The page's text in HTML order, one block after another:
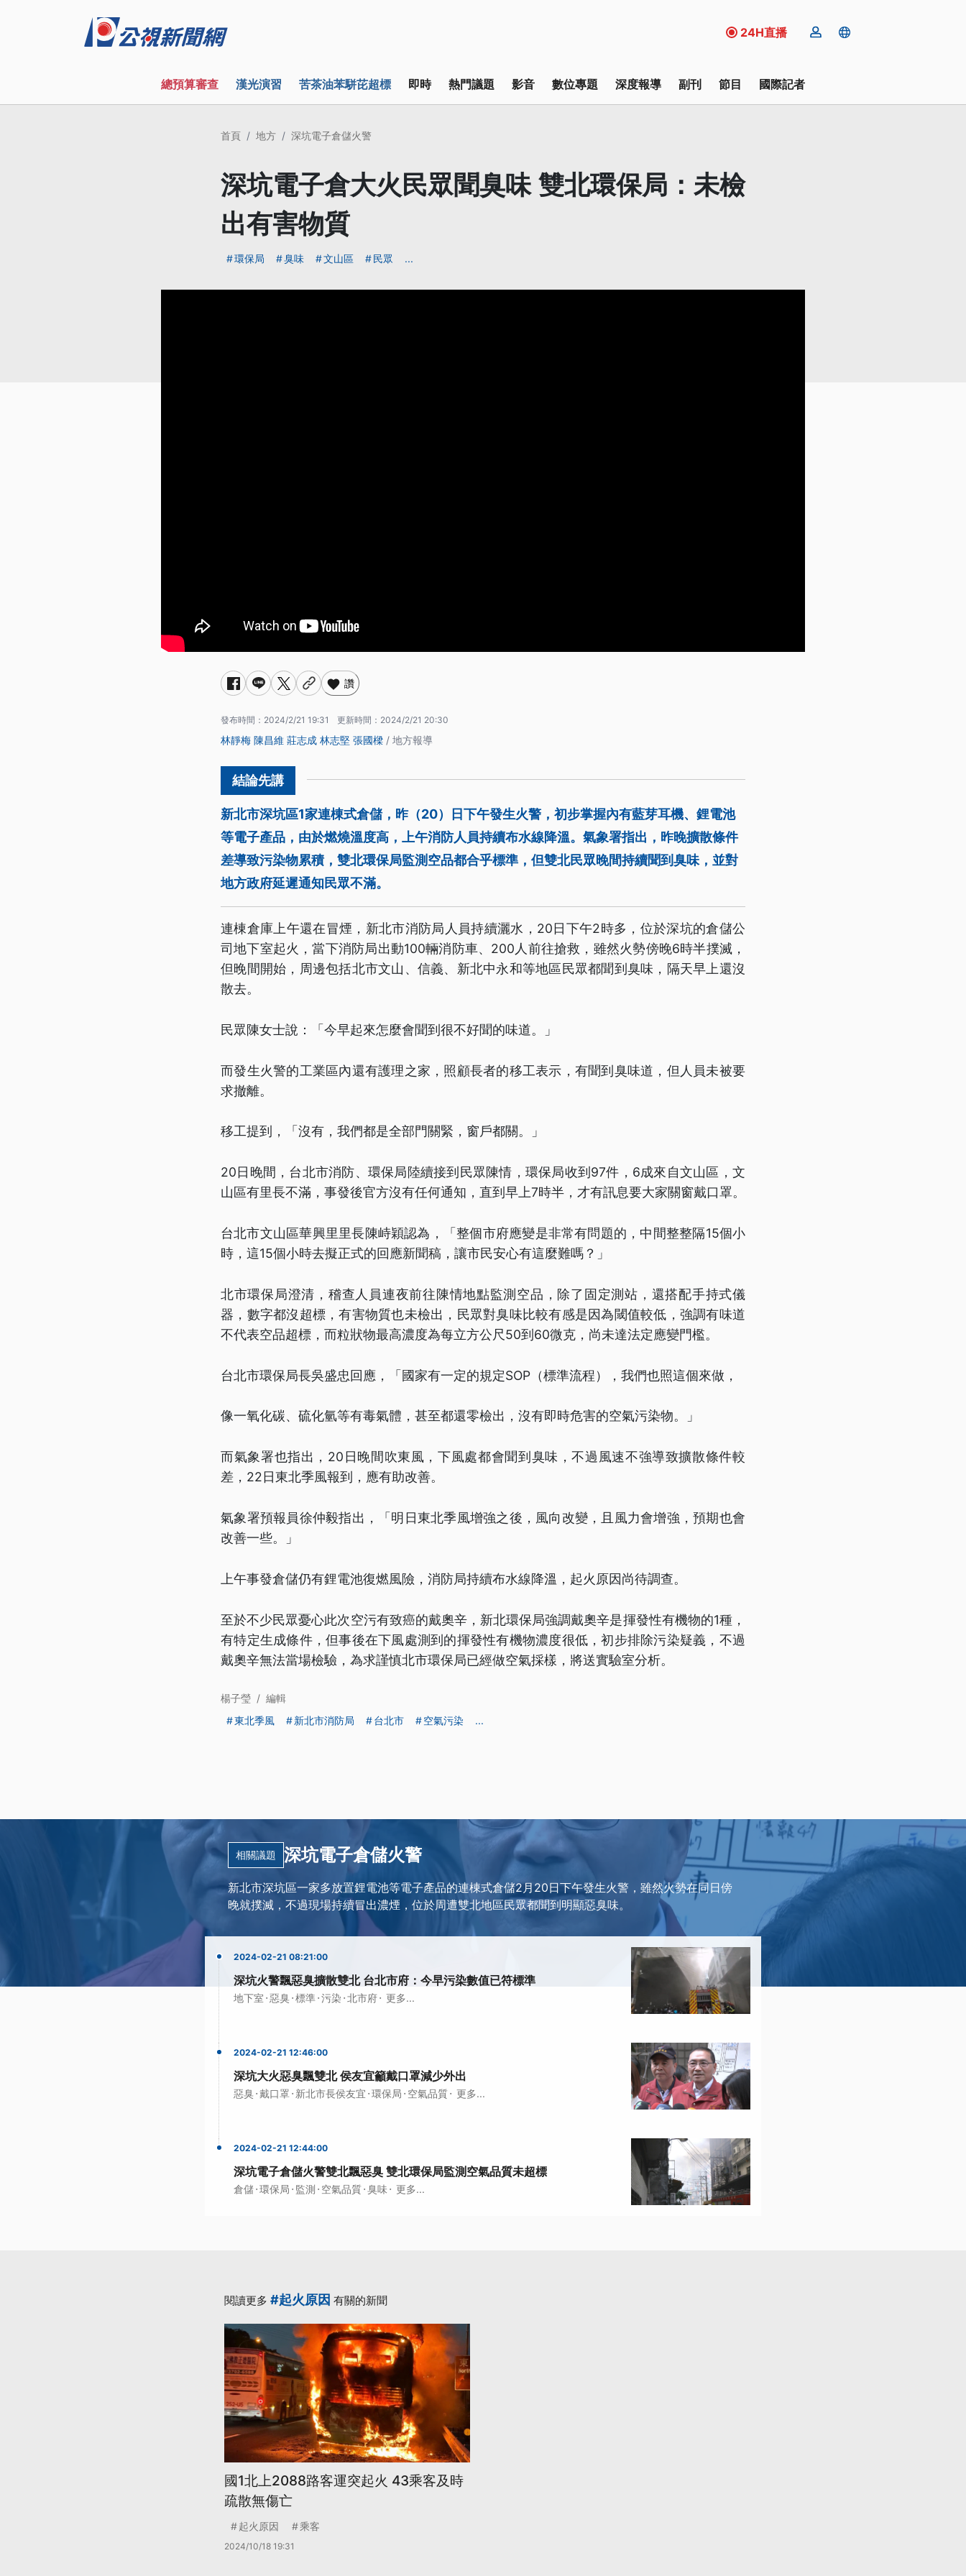
24H直播
總預算審查 漢光演習 苦茶油苯駢芘超標 即時 熱門議題 影音 數位專題 深度報導 副刊 節目 國際記者
首頁 地方 深坑電子倉儲火警
深坑電子倉大火民眾聞臭味 雙北環保局：未檢
出有害物質
環保局 臭味 文山區 民眾 ...
讚
發布時間： 2024/2/21 19:31 更新時間： 2024/2/21 20:30
林靜梅 陳昌維 莊志成 林志堅 張國樑 / 地方報導
新北市深坑區1家連棟式倉儲，昨（20）日下午發生火警，初步掌握內有藍芽耳機、鋰電池
等電子產品，由於燃燒溫度高，上午消防人員持續布水線降溫。氣象署指出，昨晚擴散條件
差導致污染物累積，雙北環保局監測空品都合乎標準，但雙北民眾晚間持續聞到臭味，並對
地方政府延遲通知民眾不滿。
連棟倉庫上午還在冒煙，新北市消防局人員持續灑水，20日下午2時多，位於深坑的倉儲公
司地下室起火，當下消防局出動100輛消防車、200人前往搶救，雖然火勢傍晚6時半撲滅，
但晚間開始，周邊包括北市文山、信義、新北中永和等地區民眾都聞到臭味，隔天早上還沒
散去。
民眾陳女士說：「今早起來怎麼會聞到很不好聞的味道。」
而發生火警的工業區內還有護理之家，照顧長者的移工表示，有聞到臭味道，但人員未被要
求撤離。
移工提到，「沒有，我們都是全部門關緊，窗戶都關。」
20日晚間，台北市消防、環保局陸續接到民眾陳情，環保局收到97件，6成來自文山區，文
山區有里長不滿，事發後官方沒有任何通知，直到早上7時半，才有訊息要大家關窗戴口罩。
台北市文山區華興里里長陳峙穎認為，「整個市府應變是非常有問題的，中間整整隔15個小
時，這15個小時去擬正式的回應新聞稿，讓市民安心有這麼難嗎？」
北市環保局澄清，稽查人員連夜前往陳情地點監測空品，除了固定測站，還搭配手持式儀
器，數字都沒超標，有害物質也未檢出，民眾對臭味比較有感是因為閾值較低，強調有味道
不代表空品超標，而粒狀物最高濃度為每立方公尺50到60微克，尚未達法定應變門檻。
台北市環保局長吳盛忠回應，「國家有一定的規定SOP（標準流程），我們也照這個來做，
像一氧化碳、硫化氫等有毒氣體，甚至都還零檢出，沒有即時危害的空氣污染物。」
而氣象署也指出，20日晚間吹東風，下風處都會聞到臭味，不過風速不強導致擴散條件較
差，22日東北季風報到，應有助改善。
氣象署預報員徐仲毅指出，「明日東北季風增強之後，風向改變，且風力會增強，預期也會
改善一些。」
上午事發倉儲仍有鋰電池復燃風險，消防局持續布水線降溫，起火原因尚待調查。
至於不少民眾憂心此次空污有致癌的戴奧辛，新北環保局強調戴奧辛是揮發性有機物的1種，
有特定生成條件，但事後在下風處測到的揮發性有機物濃度很低，初步排除污染疑義，不過
戴奧辛無法當場檢驗，為求謹慎北市環保局已經做空氣採樣，將送實驗室分析。
楊子瑩 / 編輯
東北季風
新北市消防局 台北市 空氣污染 ...
相關議題 深坑電子倉儲火警
新北市深坑區一家多放置鋰電池等電子產品的連棟式倉儲2月20日下午發生火警，雖然火勢在同日傍
晚就撲滅，不過現場持續冒出濃煙，位於周遭雙北地區民眾都聞到明顯惡臭味。
2024-02-21 08:21:00
深坑火警飄惡臭擴散雙北 台北市府：今早污染數值已符標準
地下室 ·惡臭 ·標準·污染 ·北市府· 更多...
2024-02-21 12:46:00
深坑大火惡臭飄雙北 侯友宜籲戴口罩減少外出
惡臭 ·戴口罩 · 新北市長侯友宜 ·環保局 · 空氣品質· 更多...
2024-02-21 12:44:00
深坑電子倉儲火警雙北飄惡臭 雙北環保局監測空氣品質未超標
倉儲·環保局 · 監測 · 空氣品質·臭味 · 更多...
閱讀更多 #起火原因 有關的新聞
國1北上2088路客運突起火 43乘客及時
疏散無傷亡
起火原因 乘客
2024/10/18 19:31